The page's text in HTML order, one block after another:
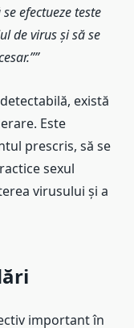
efectueze teste
de virus și să se
există
Este
prescris, să se
sexul
virusului și a
important în